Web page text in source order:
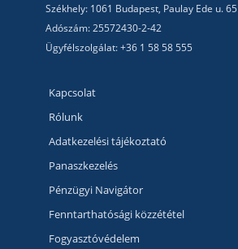
Székhely: 1061 Budapest, Paulay Ede u. 65
Adószám: 25572430-2-42
Ügyfélszolgálat: +36 1 58 58 555
Kapcsolat
Rólunk
Adatkezelési tájékoztató
Panaszkezelés
Pénzügyi Navigátor
Fenntarthatósági közzététel
Fogyasztóvédelem